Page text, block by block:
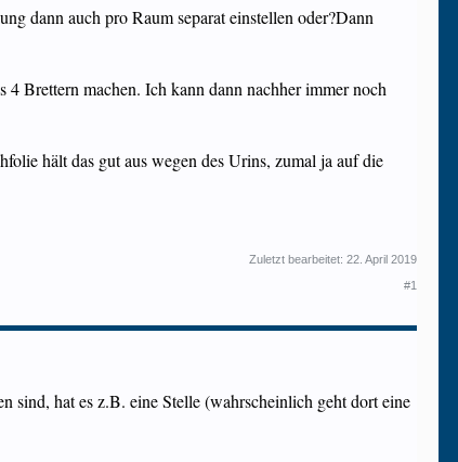
dann auch pro Raum separat einstellen oder?Dann
Brettern machen. Ich kann dann nachher immer noch
hält das gut aus wegen des Urins, zumal ja auf die
Zuletzt bearbeitet: 22. April 2019
#1
sind, hat es z.B. eine Stelle (wahrscheinlich geht dort eine